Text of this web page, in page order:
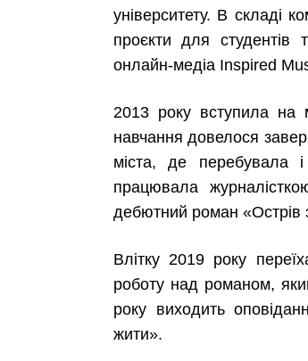
університету. В складі
проєкти для студентів
онлайн-медіа Inspired
2013 року вступила на
навчання довелося
міста, де перебувала
працювала
дебютний роман «Острів
Влітку 2019 року
роботу над романом,
року виходить
жити».